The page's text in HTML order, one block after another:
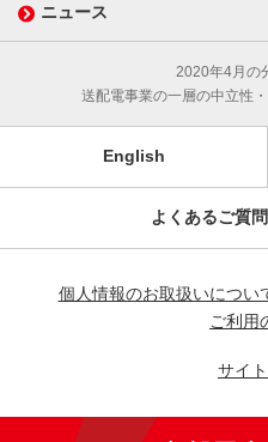
ニュース
2020年4月の
送配電事業の一層の中立性
English
よくあるご質
個人情報のお取扱いについ
ご利用
サイ